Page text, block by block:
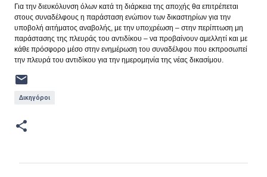
Για την διευκόλυνση όλων κατά τη διάρκεια της αποχής θα επιτρέπεται
στους συναδέλφους η παράσταση ενώπιον των δικαστηρίων για την
υποβολή αιτήματος αναβολής, με την υποχρέωση – στην περίπτωση μη
παράστασης της πλευράς του αντιδίκου – να προβαίνουν αμελλητί και με
κάθε πρόσφορο μέσο στην ενημέρωση του συναδέλφου που εκπροσωπεί
την πλευρά του αντιδίκου για την ημερομηνία της νέας δικασίμου.
Δικηγόροι